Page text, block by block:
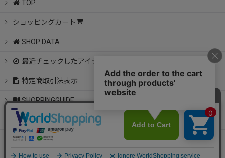
TOP
ショッピングカート
SHOP DATA
最近チェックしたアイテム
特定商取引法表示
SHOPPINGGUIDE
CONTACT